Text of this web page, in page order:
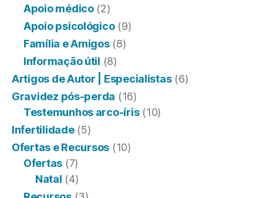
Apoio médico(2)
Apoio psicológico(9)
Família e Amigos(8)
Informação útil (8)
Artigos de Autor | Especialistas(6)
Gravidez pós-perda (16)
Testemunhos arco-íris(10)
Infertilidade(5)
Ofertas e Recursos (10)
Ofertas (7)
Natal (4)